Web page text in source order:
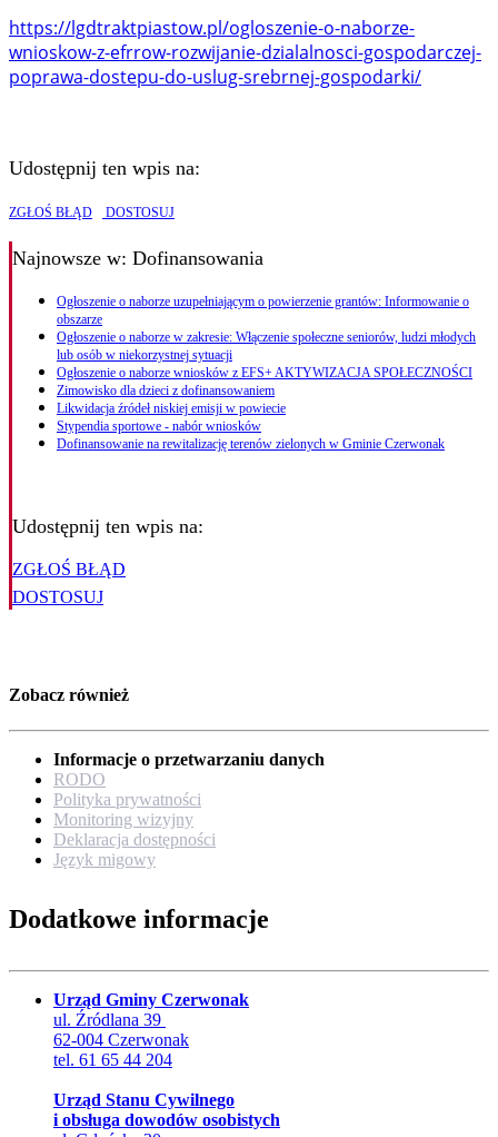
https://lgdtraktpiastow.pl/ogloszenie-o-naborze-
wnioskow-z-efrrow-rozwijanie-dzialalnosci-gospodarczej-
poprawa-dostepu-do-uslug-srebrnej-gospodarki/
Udostępnij ten wpis na:
ZGŁOŚ BŁĄD DOSTOSUJ
Najnowsze w: Dofinansowania
Ogłoszenie o naborze uzupełniającym o powierzenie grantów: Informowanie o
obszarze
Ogłoszenie o naborze w zakresie: Włączenie społeczne seniorów, ludzi młodych
lub osób w niekorzystnej sytuacji
Ogłoszenie o naborze wniosków z EFS+ AKTYWIZACJA SPOŁECZNOŚCI
Zimowisko dla dzieci z dofinansowaniem
Likwidacja źródeł niskiej emisji w powiecie
Stypendia sportowe - nabór wniosków
Dofinansowanie na rewitalizację terenów zielonych w Gminie Czerwonak
Udostępnij ten wpis na:
ZGŁOŚ BŁĄD
DOSTOSUJ
Zobacz również
Informacje o przetwarzaniu danych
RODO
Polityka prywatności
Monitoring wizyjny
Deklaracja dostępności
Język migowy
Dodatkowe informacje
Urząd Gminy Czerwonak
ul. Źródlana 39
62-004 Czerwonak
tel. 61 65 44 204
Urząd Stanu Cywilnego
i obsługa dowodów osobistych